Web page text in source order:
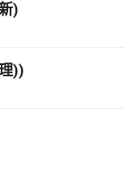
)
))